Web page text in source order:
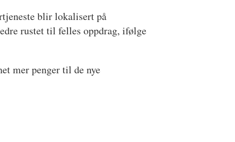
blir lokalisert på
rustet til felles oppdrag, ifølge
mer penger til de nye